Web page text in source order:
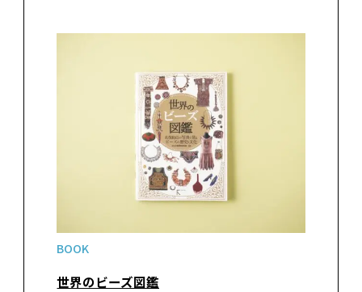
BOOK
世界のビーズ図鑑